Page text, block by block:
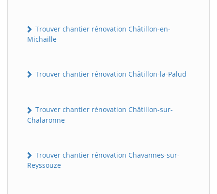
Trouver chantier rénovation Châtillon-en-
Michaille
Trouver chantier rénovation Châtillon-la-Palud
Trouver chantier rénovation Châtillon-sur-
Chalaronne
Trouver chantier rénovation Chavannes-sur-
Reyssouze